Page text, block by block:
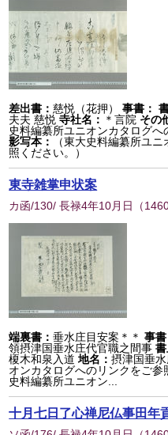
差出書：慈悦（花押） 事書：
夫夫 慈悦 寺社名： ＊言院 その
史料編纂所ユニオンカタログへ
影写本：
（東大史料編纂所ユ
照ください。）
東寺雑掌申状案
カ函/130/ 長禄4年10月日 （
端裏書：垂水庄目安案＊＊ 事書
領摂津国垂水庄代官職之間事
榎木和泉入道 地名：摂津国垂
オンカタログへのリンクをご参
史料編纂所ユニオン...
十月七日了心禅尼仏事田年